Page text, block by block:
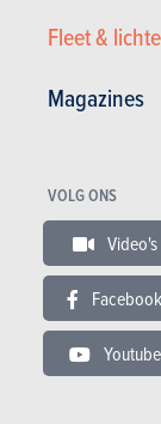
Fleet &
Magazines
VOLG ONS
Video's
Facebook
Youtube